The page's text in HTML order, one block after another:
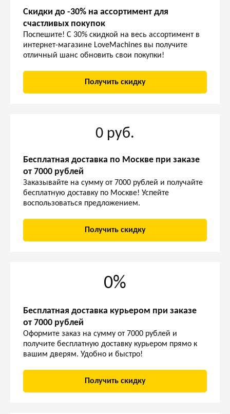
Скидки до -30% на ассортимент для
счастливых покупок
Поспешите! С 30% скидкой на весь ассортимент в
интернет-магазине LoveMachines вы получите
отличный шанс обновить свои покупки!
Получить скидку
0 руб.
Бесплатная доставка по Москве при заказе
от 7000 рублей
Заказывайте на сумму от 7000 рублей и получайте
бесплатную доставку по Москве! Успейте
воспользоваться предложением.
Получить скидку
0%
Бесплатная доставка курьером при заказе
от 7000 рублей
Оформите заказ на сумму от 7000 рублей и
получите бесплатную доставку курьером прямо к
вашим дверям. Удобно и быстро!
Получить скидку